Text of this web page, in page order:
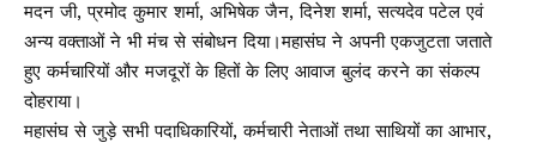
मदन जी, प्रमोद कुमार शर्मा, अभिषेक जैन, दिनेश शर्मा, सत्यदेव पटेल एवं
अन्य वक्ताओं ने भी मंच से संबोधन दिया।महासंघ ने अपनी एकजुटता जताते
हुए कर्मचारियों और मजदूरों के हितों के लिए आवाज बुलंद करने का संकल्प
दोहराया।
महासंघ से जुड़े सभी पदाधिकारियों, कर्मचारी नेताओं तथा साथियों का आभार,